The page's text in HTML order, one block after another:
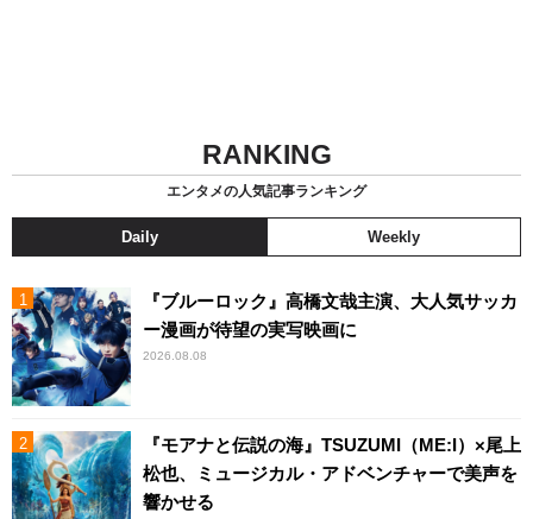
RANKING
エンタメの人気記事ランキング
Daily Weekly
『ブルーロック』高橋文哉主演、大人気サッカ
ー漫画が待望の実写映画に
2026.08.08
『モアナと伝説の海』TSUZUMI（ME:I）×尾上
松也、ミュージカル・アドベンチャーで美声を
響かせる